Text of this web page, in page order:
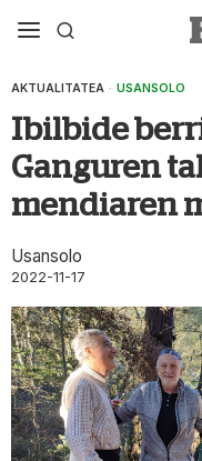
AKTUALITATEA · USANSOLO
Ibilbide
Ganguren
mendiaren
Usansolo
2022-11-17